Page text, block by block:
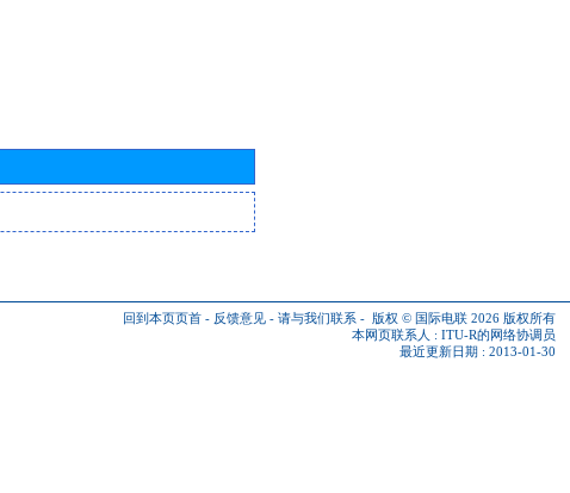
回到本页页首 - 反馈意见 - 请与我们联系 - 版权 © 国际电联 2026 版权所有
本网页联系人 : ITU-R的网络协调员
最近更新日期 : 2013-01-30